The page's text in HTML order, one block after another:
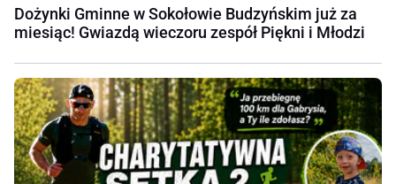
Dożynki Gminne w Sokołowie Budzyńskim już za
miesiąc! Gwiazdą wieczoru zespół Piękni i Młodzi